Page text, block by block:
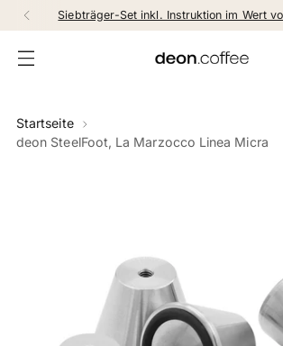
Siebträger-Set inkl. Instruktion im Wert
Startseite
deon SteelFoot, La Marzocco Linea Micra